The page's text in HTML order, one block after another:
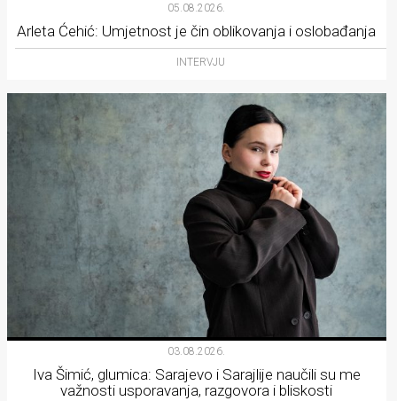
05.08.2026.
Arleta Ćehić: Umjetnost je čin oblikovanja i oslobađanja
INTERVJU
03.08.2026.
Iva Šimić, glumica: Sarajevo i Sarajlije naučili su me
važnosti usporavanja, razgovora i bliskosti